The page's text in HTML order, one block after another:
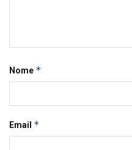
Nome *
Email *